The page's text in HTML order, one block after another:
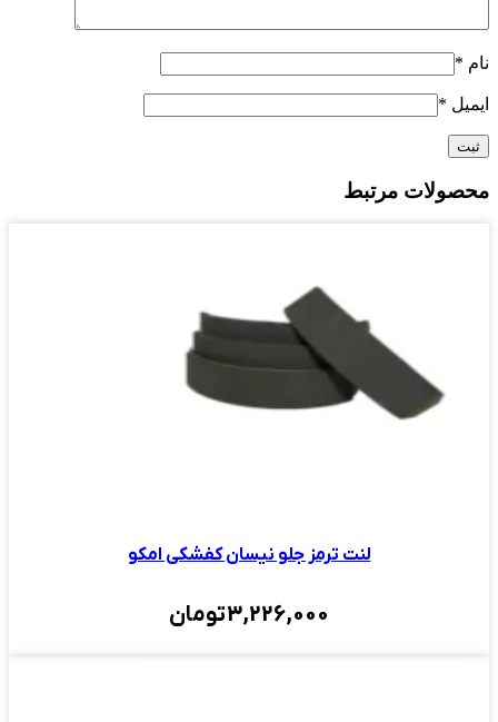
نام *
ایمیل *
محصولات مرتبط
لنت ترمز جلو نیسان کفشکى امکو
3,226,000تومان